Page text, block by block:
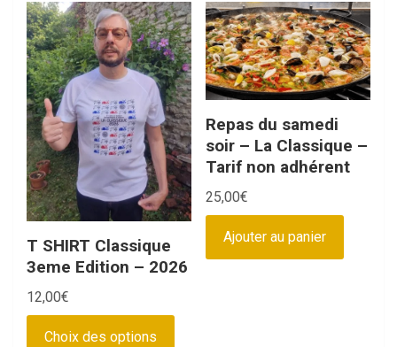
T SHIRT Classique
3eme Edition – 2026
12,00€
Choix des options
Repas du samedi
soir – La Classique –
Tarif non adhérent
25,00€
Ajouter au panier